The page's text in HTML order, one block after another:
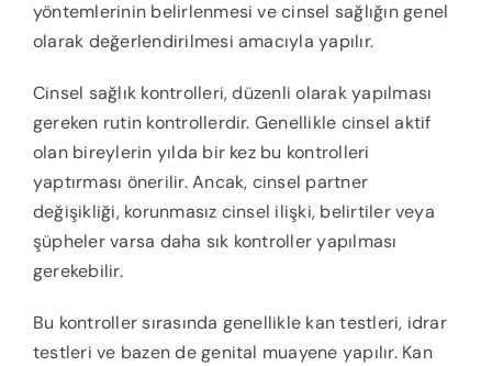
yöntemlerinin belirlenmesi ve cinsel sağlığın genel
olarak değerlendirilmesi amacıyla yapılır.
Cinsel sağlık kontrolleri, düzenli olarak yapılması
gereken rutin kontrollerdir. Genellikle cinsel aktif
olan bireylerin yılda bir kez bu kontrolleri
yaptırması önerilir. Ancak, cinsel partner
değişikliği, korunmasız cinsel ilişki, belirtiler veya
şüpheler varsa daha sık kontroller yapılması
gerekebilir.
Bu kontroller sırasında genellikle kan testleri, idrar
testleri ve bazen de genital muayene yapılır. Kan